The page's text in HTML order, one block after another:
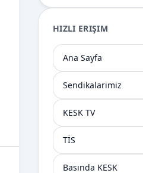
HIZLI ERIŞIM
Ana Sayfa
Sendikalarimiz
KESK TV
TİS
Basında KESK